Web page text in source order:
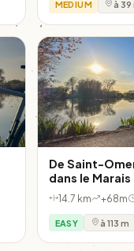
MEDIUM à 39
De Saint-
dans le Marais
14.7 km +68m
EASY à 113 m